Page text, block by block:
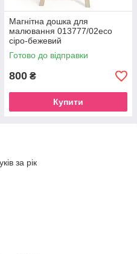
Магнітна дошка для
малювання 013777/02eco
сіро-бежевий
Готово до відправки
800 ₴
Купити
за рік